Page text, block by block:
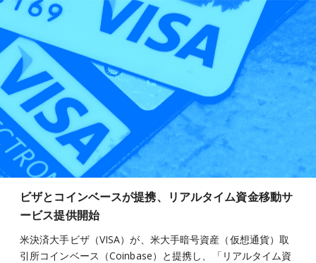
ビザとコインベースが提携、リアルタイム資金移動サ
ービス提供開始
米決済大手ビザ（VISA）が、米大手暗号資産（仮想通貨）取
引所コインベース（Coinbase）と提携し、「リアルタイム資